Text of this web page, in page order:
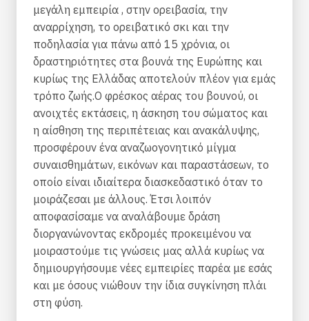
μεγάλη εμπειρία , στην ορειβασία, την
αναρρίχηση, το ορειβατικό σκι και την
ποδηλασία για πάνω από 15 χρόνια, οι
δραστηριότητες στα βουνά της Ευρώπης και
κυρίως της Ελλάδας αποτελούν πλέον για εμάς
τρόπο ζωής.Ο φρέσκος αέρας του βουνού, οι
ανοιχτές εκτάσεις, η άσκηση του σώματος και
η αίσθηση της περιπέτειας και ανακάλυψης,
προσφέρουν ένα αναζωογονητικό μίγμα
συναισθημάτων, εικόνων και παραστάσεων, το
οποίο είναι ιδιαίτερα διασκεδαστικό όταν το
μοιράζεσαι με άλλους. Έτσι λοιπόν
αποφασίσαμε να αναλάβουμε δράση
διοργανώνοντας εκδρομές προκειμένου να
μοιραστούμε τις γνώσεις μας αλλά κυρίως να
δημιουργήσουμε νέες εμπειρίες παρέα με εσάς
και με όσους νιώθουν την ίδια συγκίνηση πλάι
στη φύση.